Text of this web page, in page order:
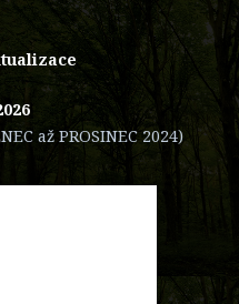
až PROSINEC 2024)